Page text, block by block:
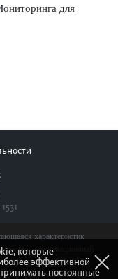
для
1531
характеристик
носит информационный
публичной офертой,
кодекса Российской
которые
эффективной
постоянные